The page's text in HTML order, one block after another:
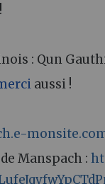
!
: Qun
aussi !
Manspach :